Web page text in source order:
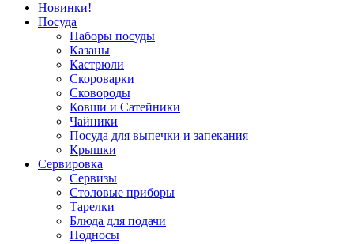
Новинки!
Посуда
Наборы посуды
Казаны
Кастрюли
Скороварки
Сковороды
Ковши и Сатейники
Чайники
Посуда для выпечки и запекания
Крышки
Сервировка
Сервизы
Столовые приборы
Тарелки
Блюда для подачи
Подносы